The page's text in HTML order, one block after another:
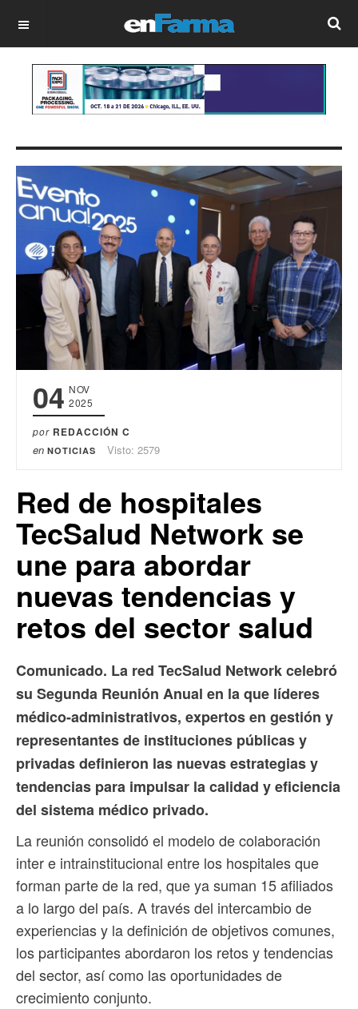
OFF CANVAS
04 NOV
2025
por REDACCIÓN C
en NOTICIAS Visto: 2579
Red de hospitales
TecSalud Network se
une para abordar
nuevas tendencias y
retos del sector salud
Comunicado. La red TecSalud Network celebró
su Segunda Reunión Anual en la que líderes
médico-administrativos, expertos en gestión y
representantes de instituciones públicas y
privadas definieron las nuevas estrategias y
tendencias para impulsar la calidad y eficiencia
del sistema médico privado.
La reunión consolidó el modelo de colaboración
inter e intrainstitucional entre los hospitales que
forman parte de la red, que ya suman 15 afiliados
a lo largo del país. A través del intercambio de
experiencias y la definición de objetivos comunes,
los participantes abordaron los retos y tendencias
del sector, así como las oportunidades de
crecimiento conjunto.